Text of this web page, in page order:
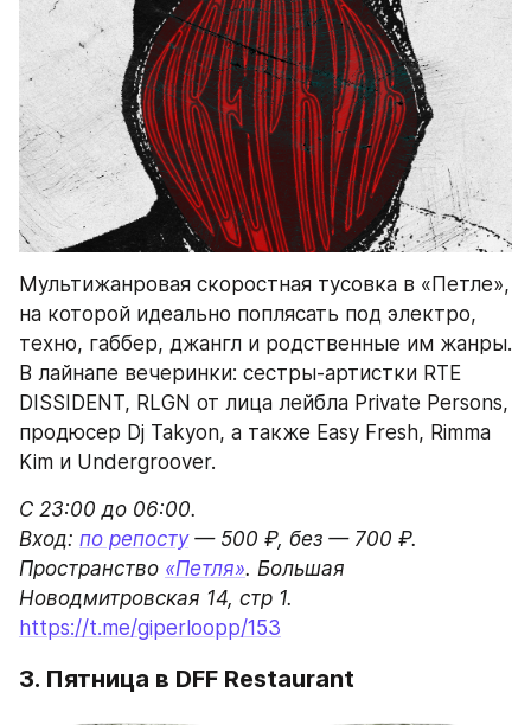
Мультижанровая скоростная тусовка в «Петле»,
на которой идеально поплясать под электро,
техно, габбер, джангл и родственные им жанры.
В лайнапе вечеринки: сестры-артистки RTE
DISSIDENT, RLGN от лица лейбла Private Persons,
продюсер Dj Takyon, а также Easy Fresh, Rimma
Kim и Undergroover.
С 23:00 до 06:00.
Вход: по репосту — 500 ₽, без — 700 ₽.
Пространство «Петля». Большая
https://t.me/giperloopp/153
3. Пятница в DFF Restaurant